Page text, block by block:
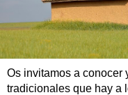
Os invitamos a conocer
tradicionales que hay a